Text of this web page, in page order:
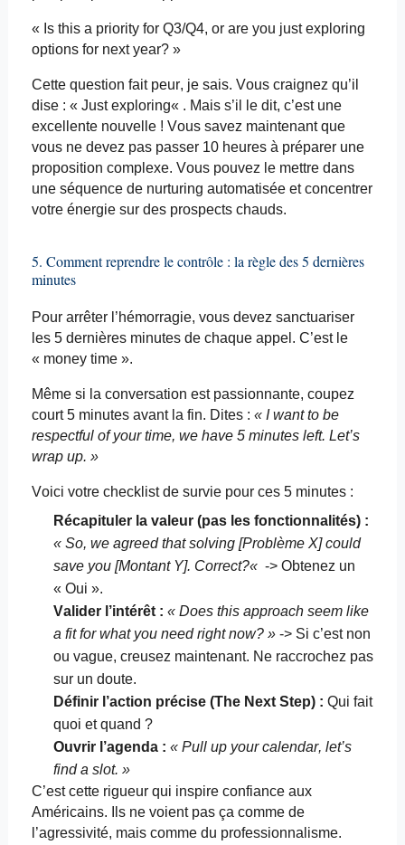
« Is thisa priorityfor Q3/Q4, or are you just exploring
options for next year? »
Cette question fait peur, je sais. Vous craignez qu’il
dise : « Justexploring« . Mais s’il le dit, c’est une
excellente nouvelle ! Vous savez maintenant que
vous ne devez pas passer 10 heures à préparer une
proposition complexe. Vous pouvez le mettre dans
une séquence de nurturing automatisée et concentrer
votre énergie sur des prospects chauds.
5. Comment reprendre le contrôle : la règle des 5 dernières
minutes
Pour arrêter l’hémorragie, vous devez sanctuariser
les 5 dernières minutes de chaque appel. C’est le
« money time ».
Même si la conversation est passionnante, coupez
court 5 minutes avant la fin. Dites : « Iwantto be
respectfulofyourtime, wehave 5 minutes left. Let’s
wrap up. »
Voici votre checklist de survie pour ces 5 minutes :
Récapituler la valeur (pas les fonctionnalités) :
« So, we agreed that solving[Problème X]could
save you[Montant Y]. Correct?« -> Obtenez un
« Oui ».
Valider l’intérêt : « Does this approach seemlike
a fit forwhat you needrightnow? »-> Si c’est non
ou vague, creusez maintenant. Ne raccrochez pas
sur un doute.
Définir l’action précise (The Next Step) : Qui fait
quoi et quand ?
Ouvrir l’agenda : « Pull up your calendar, let’s
finda slot. »
C’est cette rigueur qui inspire confiance aux
Américains. Ils ne voient pas ça comme de
l’agressivité, mais comme du professionnalisme.